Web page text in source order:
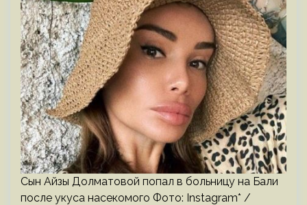
Сын Айзы Долматовой попал в больницу на Бали
после укуса насекомого Фото: Instagram* /